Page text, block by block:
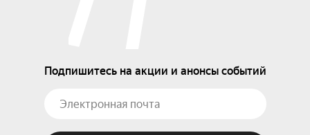
Подпишитесь на акции и анонсы событий